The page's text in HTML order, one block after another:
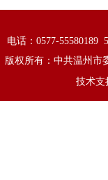
电话：0577-55580189
版权所有：中共温州
技术